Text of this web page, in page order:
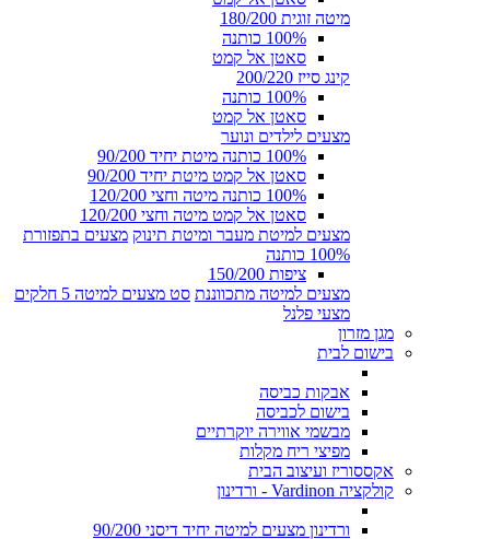
מיטה זוגית 180/200
100% כותנה
סאטן אל קמט
קינג סייז 200/220
100% כותנה
סאטן אל קמט
מצעים לילדים ונוער
100% כותנה מיטת יחיד 90/200
סאטן אל קמט מיטת יחיד 90/200
100% כותנה מיטה וחצי 120/200
סאטן אל קמט מיטה וחצי 120/200
מצעים למיטת מעבר ומיטת תינוק מצעים בתפזורת
100% כותנה
ציפות 150/200
מצעים למיטה מתכווננת סט מצעים למיטה 5 חלקים
מצעי פלנל
מגן מזרון
בישום לבית
אבקות כביסה
בישום לכביסה
מבשמי אווירה יוקרתיים
מפיצי ריח מקלות
אקססוריז ועיצוב הבית
קולקציה Vardinon - ורדינון
ורדינון מצעים למיטה יחיד דיסני 90/200